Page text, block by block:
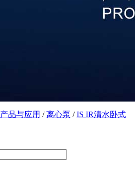
产品与应用 /离心泵 /IS IR清水卧式